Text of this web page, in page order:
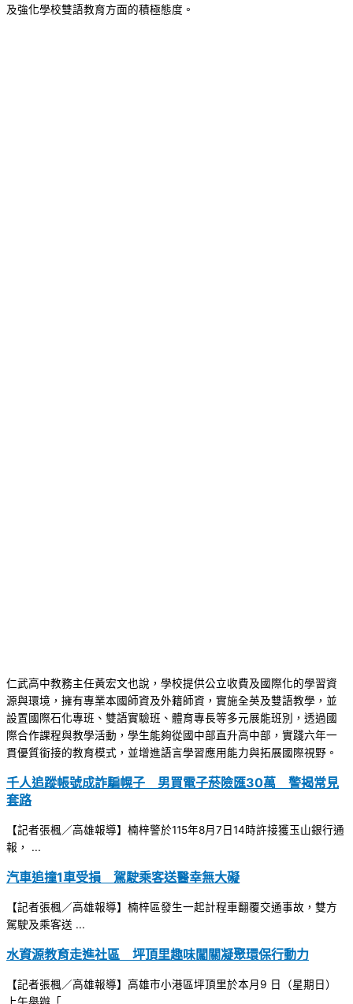
及強化學校雙語教育方面的積極態度。
仁武高中教務主任黃宏文也說，學校提供公立收費及國際化的學習資
源與環境，擁有專業本國師資及外籍師資，實施全英及雙語教學，並
設置國際石化專班、雙語實驗班、體育專長等多元展能班別，透過國
際合作課程與教學活動，學生能夠從國中部直升高中部，實踐六年一
貫優質銜接的教育模式，並增進語言學習應用能力與拓展國際視野。
千人追蹤帳號成詐騙幌子 男買電子菸險匯30萬 警揭常見
套路
【記者張楓／高雄報導】楠梓警於115年8月7日14時許接獲玉山銀行通
報， ...
汽車追撞1車受損 駕駛乘客送醫幸無大礙
【記者張楓／高雄報導】楠梓區發生一起計程車翻覆交通事故，雙方
駕駛及乘客送 ...
水資源教育走進社區 坪頂里趣味闖關凝聚環保行動力
【記者張楓／高雄報導】高雄市小港區坪頂里於本月9 日（星期日）